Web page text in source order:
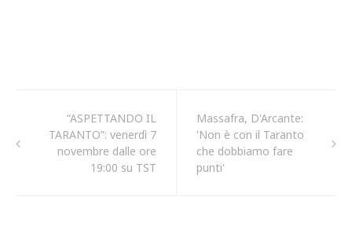
“ASPETTANDO IL
TARANTO”: venerdì 7
novembre dalle ore
19:00 su TST
Massafra, D'Arcante:
'Non è con il Taranto
che dobbiamo fare
punti'